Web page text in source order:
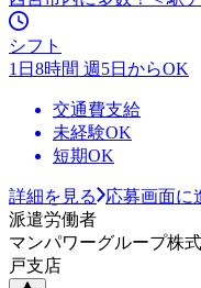
シフト
1日8時間 週5日からOK
交通費支給
未経験OK
短期OK
詳細を見る
応募画面に
派遣労働者
マンパワーグループ株
戸支店